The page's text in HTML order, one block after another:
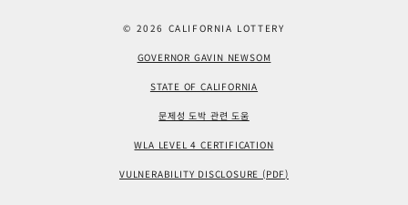
© 2026 CALIFORNIA LOTTERY
GOVERNOR GAVIN NEWSOM
STATE OF CALIFORNIA
문제성 도박 관련 도움
WLA LEVEL 4 CERTIFICATION
VULNERABILITY DISCLOSURE (PDF)